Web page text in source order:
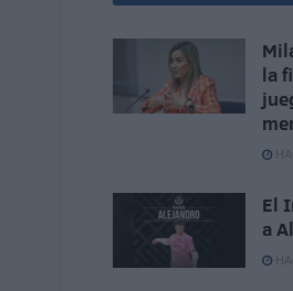
la
El
a